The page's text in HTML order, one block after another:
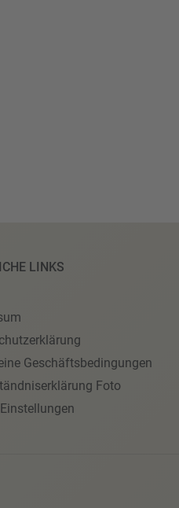
LINKS
Geschäftsbedingungen
Foto